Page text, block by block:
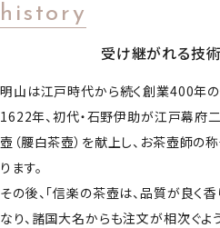
history
受け継がれる技
明山は江戸時代から続く創業400年
1622年、初代・石野伊助が江戸幕府
壺（腰白茶壺）を献上し、お茶壺師の
ります。
その後、「信楽の茶壺は、品質が良く
なり、諸国大名からも注文が相次ぐよ